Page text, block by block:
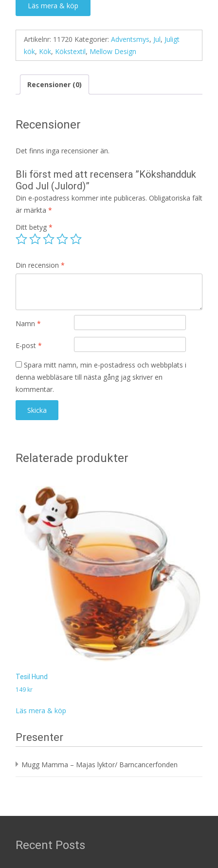
Läs mera & köp
Artikelnr: 11720 Kategorier: Adventsmys, Jul, Juligt
kök, Kök, Kökstextil, Mellow Design
Recensioner (0)
Recensioner
Det finns inga recensioner än.
Bli först med att recensera ”Kökshandduk
God Jul (Julord)”
Din e-postadress kommer inte publiceras. Obligatoriska fält
är märkta *
Ditt betyg *
Din recension *
Namn *
E-post *
Spara mitt namn, min e-postadress och webbplats i
denna webbläsare till nästa gång jag skriver en
kommentar.
Relaterade produkter
Tesil Hund
149 kr
Läs mera & köp
Presenter
Mugg Mamma – Majas lyktor/ Barncancerfonden
Recent Posts